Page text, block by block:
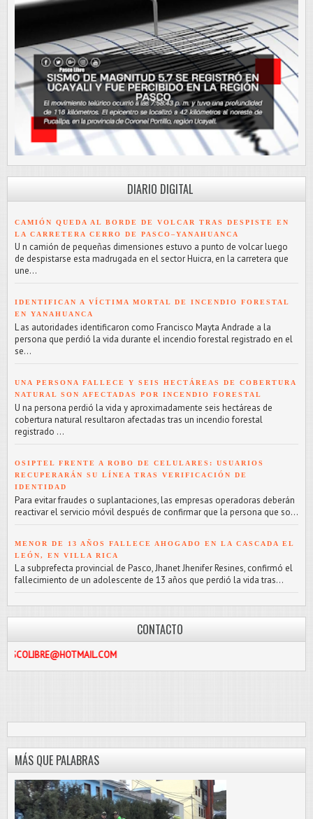
DIARIO DIGITAL
CAMIÓN QUEDA AL BORDE DE VOLCAR TRAS DESPISTE EN
LA CARRETERA CERRO DE PASCO–YANAHUANCA
U n camión de pequeñas dimensiones estuvo a punto de volcar luego
de despistarse esta madrugada en el sector Huicra, en la carretera que
une...
IDENTIFICAN A VÍCTIMA MORTAL DE INCENDIO FORESTAL
EN YANAHUANCA
L as autoridades identificaron como Francisco Mayta Andrade a la
persona que perdió la vida durante el incendio forestal registrado en el
se...
UNA PERSONA FALLECE Y SEIS HECTÁREAS DE COBERTURA
NATURAL SON AFECTADAS POR INCENDIO FORESTAL
U na persona perdió la vida y aproximadamente seis hectáreas de
cobertura natural resultaron afectadas tras un incendio forestal
registrado ...
OSIPTEL FRENTE A ROBO DE CELULARES: USUARIOS
RECUPERARÁN SU LÍNEA TRAS VERIFICACIÓN DE
IDENTIDAD
Para evitar fraudes o suplantaciones, las empresas operadoras deberán
reactivar el servicio móvil después de confirmar que la persona que so...
MENOR DE 13 AÑOS FALLECE AHOGADO EN LA CASCADA EL
LEÓN, EN VILLA RICA
L a subprefecta provincial de Pasco, Jhanet Jhenifer Resines, confirmó el
fallecimiento de un adolescente de 13 años que perdió la vida tras...
CONTACTO
MÁS QUE PALABRAS